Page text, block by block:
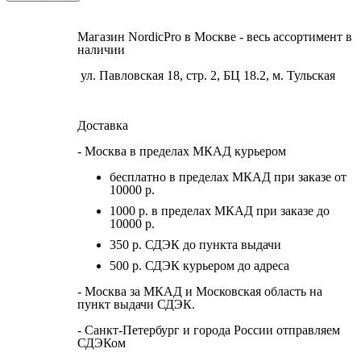
Магазин NordicPro в Москве - весь ассортимент в
наличии
ул. Павловская 18, стр. 2, БЦ 18.2, м. Тульская
Доставка
- Москва в пределах МКАД курьером
бесплатно в пределах МКАД при заказе от
10000 р.
1000 р. в пределах МКАД при заказе до
10000 р.
350 р. СДЭК до пункта выдачи
500 р. СДЭК курьером до адреса
- Москва за МКАД и Московская область на
пункт выдачи СДЭК.
- Санкт-Петербург и города России отправляем
СДЭКом